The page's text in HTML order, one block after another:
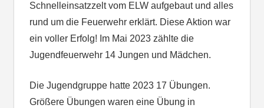
Schnelleinsatzzelt vom ELW aufgebaut und alles
rund um die Feuerwehr erklärt. Diese Aktion war
ein voller Erfolg! Im Mai 2023 zählte die
Jugendfeuerwehr 14 Jungen und Mädchen.
Die Jugendgruppe hatte 2023 17 Übungen.
Größere Übungen waren eine Übung in